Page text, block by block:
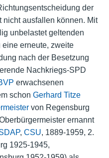
der
ausfallen können. Mit
unbelastet geltenden
eine erneute, zweite
nach der Besetzung
Nachkriegs-SPD
erwachsenen
schon Gerhard Titze
von Regensburg
ernannt
, CSU, 1889-1959, 2.
1925-1945,